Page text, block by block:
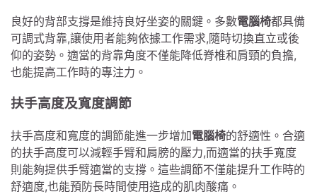
良好的背部支撐是維持良好坐姿的關鍵。多數電腦椅都具備
可調式背靠,讓使用者能夠依據工作需求,隨時切換直立或後
仰的姿勢。適當的背靠角度不僅能降低脊椎和肩頸的負擔,
也能提高工作時的專注力。
扶手高度及寬度調節
扶手高度和寬度的調節能進一步增加電腦椅的舒適性。合適
的扶手高度可以減輕手臂和肩膀的壓力,而適當的扶手寬度
則能夠提供手臂適當的支撐。這些調節不僅能提升工作時的
舒適度,也能預防長時間使用造成的肌肉酸痛。